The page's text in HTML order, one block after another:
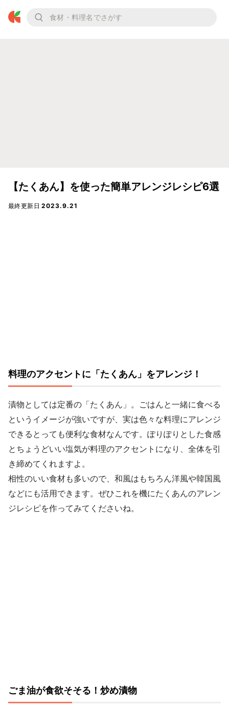
【たくあん】を使った簡単アレンジレシピ6選
最終更新日2023.9.21
料理のアクセントに「たくあん」をアレンジ！
漬物としては定番の「たくあん」。ごはんと一緒に食べる
というイメージが強いですが、実は色々な料理にアレンジ
できるとっても便利な食材なんです。ぽりぽりとした食感
とちょうどいい塩気が料理のアクセントになり、全体を引
き締めてくれますよ。
相性のいい食材も多いので、和風はもちろん洋風や韓国風
などにも活用できます。ぜひこれを機にたくあんのアレン
ジレシピを作ってみてくださいね。
ごま油が食欲そそる！炒め漬物